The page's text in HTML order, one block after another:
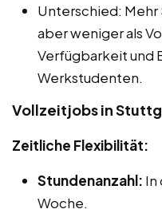
Unterschied: Mehr
aber weniger als
Verfügbarkeit und
Werkstudenten.
Vollzeitjobs in
Zeitliche Flexibilität:
Stundenanzahl: In
Woche.